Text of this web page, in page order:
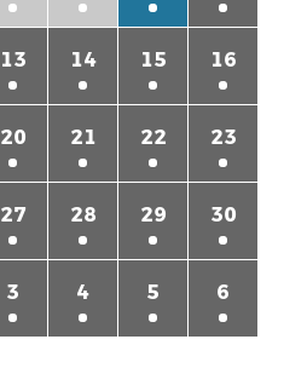
13 14 15 16
20 21 22 23
27 28 29 30
3 4 5 6